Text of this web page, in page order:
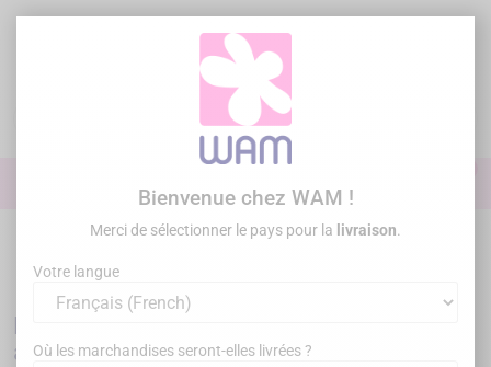
Détartreurs et aéropolisseurs
WOODPECKER - AP-B - Détartreur et aéropolisseur 2-en-1
DTE WOODPECKER - AP-B - Détartreur et
aéropolisseur 2-en-1
Bienvenue chez WAM !
Merci de sélectionner le pays pour la livraison.
Votre langue
Où les marchandises seront-elles livrées ?